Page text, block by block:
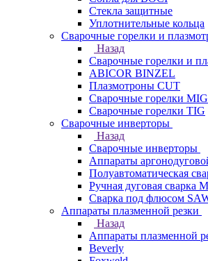
Стекла защитные
Уплотнительные кольца
Сварочные горелки и
Назад
Сварочные горелки и
ABICOR BINZEL
Плазмотроны CUT
Сварочные горелки MIG
Сварочные горелки TIG
Сварочные инверторы
Назад
Сварочные инверторы
Аппараты
Полуавтоматическая
Ручная дуговая сварка
Сварка под флюсом
Аппараты плазменной резки
Назад
Аппараты плазменной
Beverly